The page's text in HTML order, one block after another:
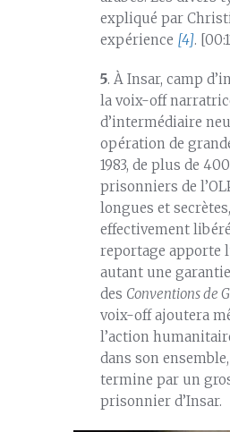
expliqué par
expérience [4].
5. À Insar, camp
la voix-off
d’intermédiaire
opération de
1983, de plus de
prisonniers de
longues et
effectivement
reportage apporte
autant une
des Conventions de
voix-off ajoutera
l’action
dans son
termine par un
prisonnier d’Insar.